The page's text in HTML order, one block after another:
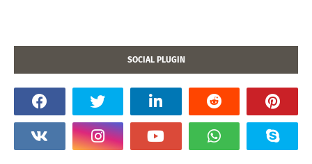
SOCIAL PLUGIN